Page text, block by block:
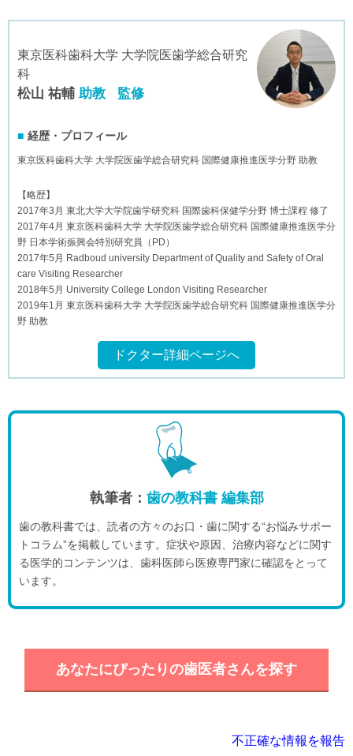
東京医科歯科大学 大学院医歯学総合研究
科
松山 祐輔 助教 監修
経歴・プロフィール
東京医科歯科大学 大学院医歯学総合研究科 国際健康推進医学分野 助教
【略歴】
2017年3月 東北大学大学院歯学研究科 国際歯科保健学分野 博士課程 修了
2017年4月 東京医科歯科大学 大学院医歯学総合研究科 国際健康推進医学分
野 日本学術振興会特別研究員（PD）
2017年5月 Radboud university Department of Quality and Safety of Oral
care Visiting Researcher
2018年5月 University College London Visiting Researcher
2019年1月 東京医科歯科大学 大学院医歯学総合研究科 国際健康推進医学分
野 助教
ドクター詳細ページへ
執筆者： 歯の教科書 編集部
歯の教科書では、読者の方々のお口・歯に関する“お悩みサポー
トコラム”を掲載しています。症状や原因、治療内容などに関す
る医学的コンテンツは、歯科医師ら医療専門家に確認をとって
います。
あなたにぴったりの歯医者さんを探す
不正確な情報を報告